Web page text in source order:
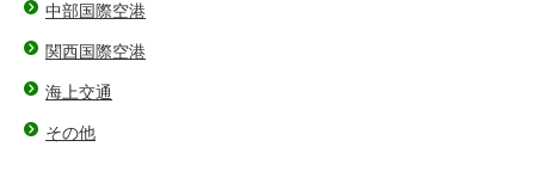
中部国際空港
関西国際空港
海上交通
その他